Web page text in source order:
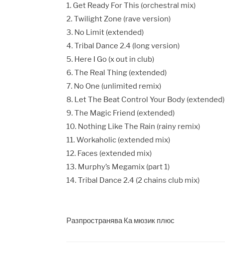
1. Get Ready For This (orchestral mix)
2. Twilight Zone (rave version)
3. No Limit (extended)
4. Tribal Dance 2.4 (long version)
5. Here I Go (x out in club)
6. The Real Thing (extended)
7. No One (unlimited remix)
8. Let The Beat Control Your Body (extended)
9. The Magic Friend (extended)
10. Nothing Like The Rain (rainy remix)
11. Workaholic (extended mix)
12. Faces (extended mix)
13. Murphy’s Megamix (part 1)
14. Tribal Dance 2.4 (2 chains club mix)
Разпространява Ка мюзик плюс